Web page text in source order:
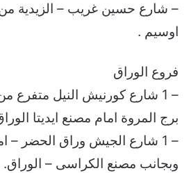
– شارع حسين غريب – الزيدية
اوسيم .
فروع الوراق
– 1 شارع كورنيش النيل
برج المروة امام مصنع ايديتا
– 1 شارع الجيش وراق الحضر
وبجانب مصنع الكراسى – الوراق.